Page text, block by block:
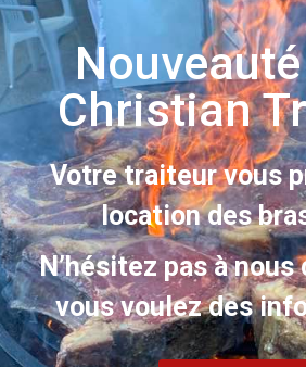
Christian
Votre traiteur vous
location des
N’hésitez pas à
vous voulez des